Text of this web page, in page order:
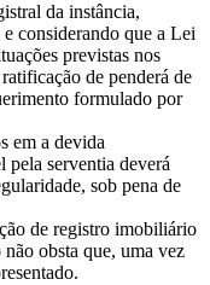
da instância,
considerando que a Lei
previstas nos
de penderá de
formulado por
em a devida
pela serventia deverá
sob pena de
de registro imobiliário
obsta que, uma vez